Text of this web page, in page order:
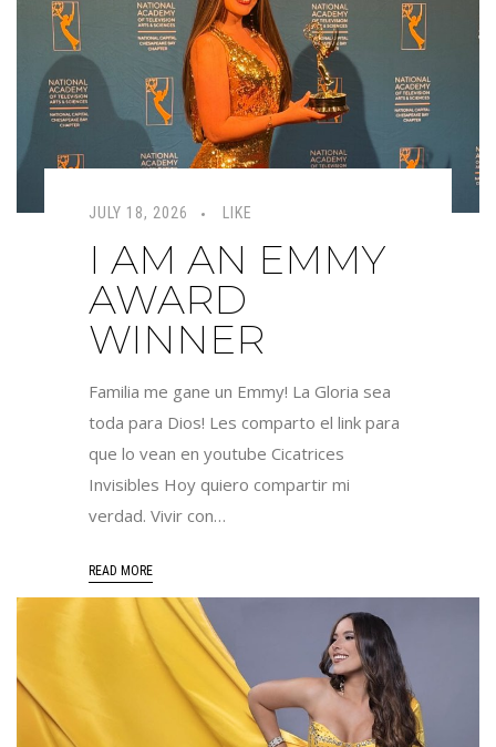
JULY 18, 2026 LIKE
I AM AN EMMY
AWARD
WINNER
Familia me gane un Emmy! La Gloria sea
toda para Dios! Les comparto el link para
que lo vean en youtube Cicatrices
Invisibles Hoy quiero compartir mi
verdad. Vivir con…
READ MORE